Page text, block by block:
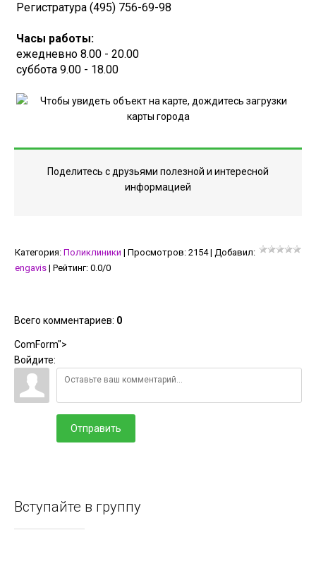
Регистратура (495) 756-69-98
Часы работы:
ежедневно 8.00 - 20.00
суббота 9.00 - 18.00
Поделитесь с друзьями полезной и интересной
информацией
Категория: Поликлиники | Просмотров: 2154| Добавил:
engavis | Рейтинг: 0.0/0
Всего комментариев: 0
ComForm">
Войдите:
Отправить
Вступайте в группу